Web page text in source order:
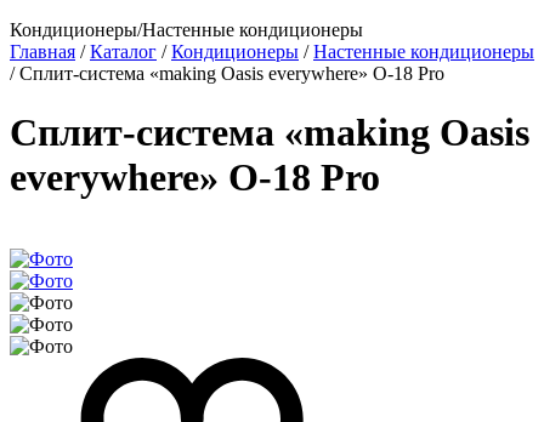
Кондиционеры/Настенные кондиционеры
Главная /Каталог /Кондиционеры /Настенные кондиционеры
/Сплит-система «making Оasis everywhere» O-18 Pro
Сплит-система «making Оasis
everywhere» O-18 Pro